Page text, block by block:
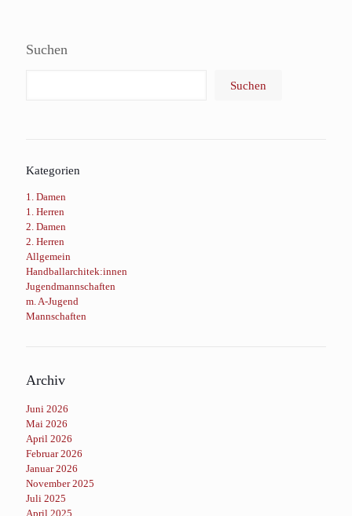
Suchen
Suchen
Kategorien
1. Damen
1. Herren
2. Damen
2. Herren
Allgemein
Handballarchitek:innen
Jugendmannschaften
m. A-Jugend
Mannschaften
Archiv
Juni 2026
Mai 2026
April 2026
Februar 2026
Januar 2026
November 2025
Juli 2025
April 2025